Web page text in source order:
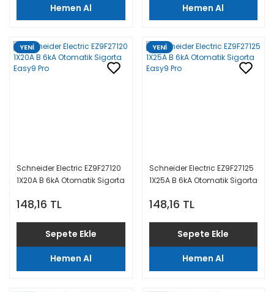
Hemen Al
Hemen Al
YENİ
Schneider Electric EZ9F27120
1X20A B 6kA Otomatik Sigorta
148,16 TL
Sepete Ekle
Hemen Al
YENİ
Schneider Electric EZ9F27125
1X25A B 6kA Otomatik Sigorta
148,16 TL
Sepete Ekle
Hemen Al